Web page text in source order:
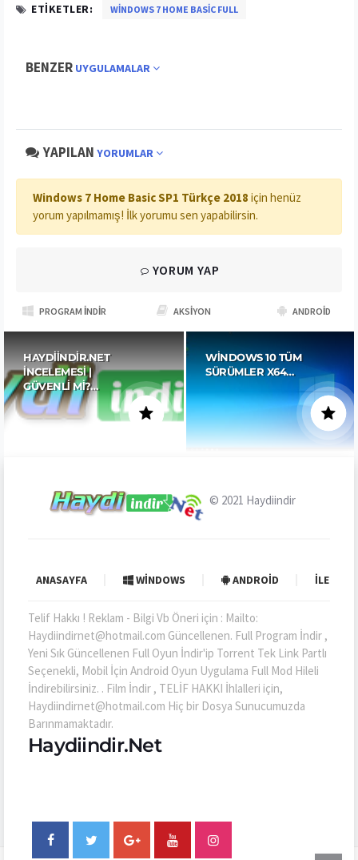
PROGRAM İNDIR AKSIYON ANDROID
HAYDIINDIR.NET
İNCELEMESI |
GÜVENLI MI?…
WINDOWS 10 TÜM
SÜRÜMLER X64…
ETIKETLER: WINDOWS 7 HOME BASIC FULL
BENZER UYGULAMALAR
YAPILAN YORUMLAR
Windows 7 Home Basic SP1 Türkçe 2018 için henüz
yorum yapılmamış! İlk yorumu sen yapabilirsin.
YORUM YAP
© 2021 Haydiindir
ANASAYFA WINDOWS ANDROID İLETIŞIM
Telif Hakkı ! Reklam - Bilgi Vb Öneri için : Mailto:
Haydiindirnet@hotmail.com Güncellenen. Full Program İndir ,
Yeni Sık Güncellenen Full Oyun İndir'ip Torrent Tek Link Partlı
Seçenekli, Mobil İçin Android Oyun Uygulama Full Mod Hileli
İndirebilirsiniz. . Film İndir , TELİF HAKKI İhlalleri için,
Haydiindirnet@hotmail.com Hiç bir Dosya Sunucumuzda
Barınmamaktadır.
Haydiindir.Net